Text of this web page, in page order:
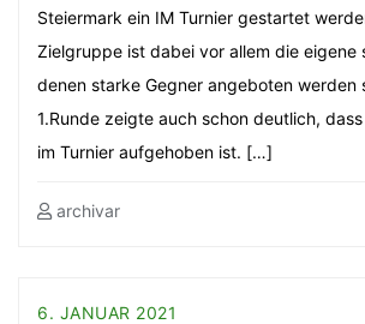
Steiermark ein IM Turnier gestartet
Zielgruppe ist dabei vor allem die eigene
denen starke Gegner angeboten werden
1.Runde zeigte auch schon deutlich,
im Turnier aufgehoben ist. […]
archivar
6. JANUAR 2021